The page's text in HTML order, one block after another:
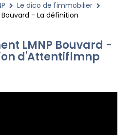
Le dico de l'immobilier
- La définition
LMNP Bouvard -
d'Attentiflmnp